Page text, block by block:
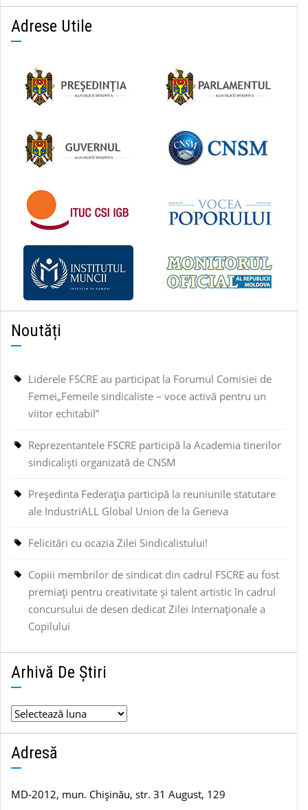
Adrese Utile
Noutăți
Liderele FSCRE au participat la Forumul Comisiei de
Femei„Femeile sindicaliste – voce activă pentru un
viitor echitabil”
Reprezentantele FSCRE participă la Academia tinerilor
sindicaliști organizată de CNSM
Președinta Federația participă la reuniunile statutare
ale IndustriALL Global Union de la Geneva
Felicitări cu ocazia Zilei Sindicalistului!
Copiii membrilor de sindicat din cadrul FSCRE au fost
premiați pentru creativitate și talent artistic în cadrul
concursului de desen dedicat Zilei Internaționale a
Copilului
Arhivă De Știri
Arhivă
de
știri
Adresă
MD-2012, mun. Chișinău, str. 31 August, 129